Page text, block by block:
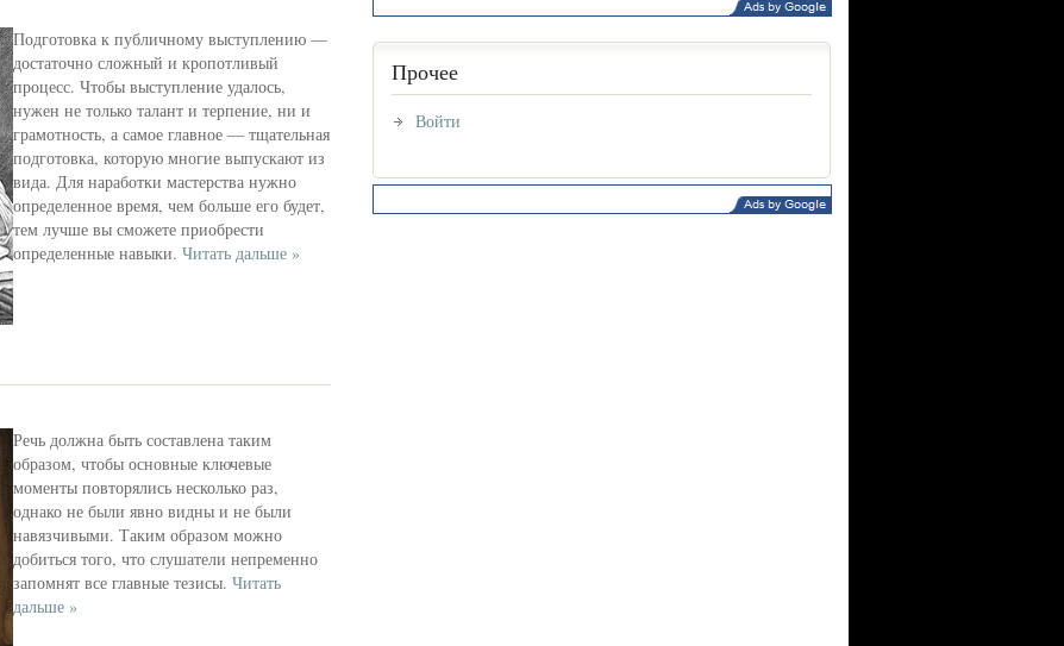
Подготовка к публичному выступлению —
достаточно сложный и кропотливый
процесс. Чтобы выступление удалось,
нужен не только талант и терпение, ни и
грамотность, а самое главное — тщательная
подготовка, которую многие выпускают из
вида. Для наработки мастерства нужно
определенное время, чем больше его будет,
тем лучше вы сможете приобрести
определенные навыки. Читать дальше »
Речь должна быть составлена таким
образом, чтобы основные ключевые
моменты повторялись несколько раз,
однако не были явно видны и не были
навязчивыми. Таким образом можно
добиться того, что слушатели непременно
запомнят все главные тезисы. Читать
дальше »
Прочее
Войти